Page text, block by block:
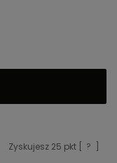
Zyskujesz 25 pkt [ ?